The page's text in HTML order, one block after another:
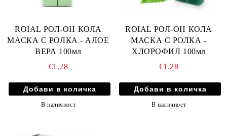
ROIAL РОЛ-ОН КОЛА
МАСКА С РОЛКА - АЛОЕ
ВЕРА 100мл
€1.28
В наличност
ROIAL РОЛ-ОН КОЛА
МАСКА С РОЛКА -
ХЛОРОФИЛ 100мл
€1.28
В наличност